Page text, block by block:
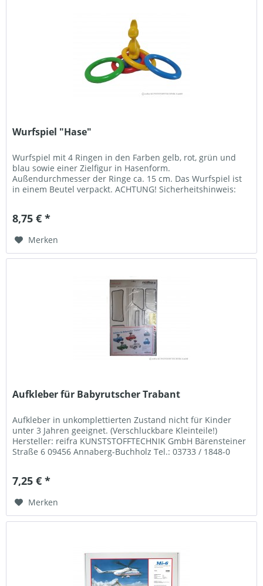
Wurfspiel "Hase"
Wurfspiel mit 4 Ringen in den Farben gelb, rot, grün und
blau sowie einer Zielfigur in Hasenform.
Außendurchmesser der Ringe ca. 15 cm. Das Wurfspiel ist
in einem Beutel verpackt. ACHTUNG! Sicherheitshinweis:
8,75 € *
Merken
Aufkleber für Babyrutscher Trabant
Aufkleber in unkomplettierten Zustand nicht für Kinder
unter 3 Jahren geeignet. (Verschluckbare Kleinteile!)
Hersteller: reifra KUNSTSTOFFTECHNIK GmbH Bärensteiner
Straße 6 09456 Annaberg-Buchholz Tel.: 03733 / 1848-0
7,25 € *
Merken